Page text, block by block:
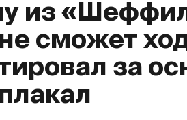
из
сможет
за